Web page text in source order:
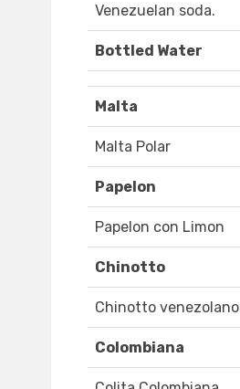
Venezuelan soda.
Bottled Water
Malta
Malta Polar
Papelon
Papelon con Limon
Chinotto
Chinotto venezolano
Colombiana